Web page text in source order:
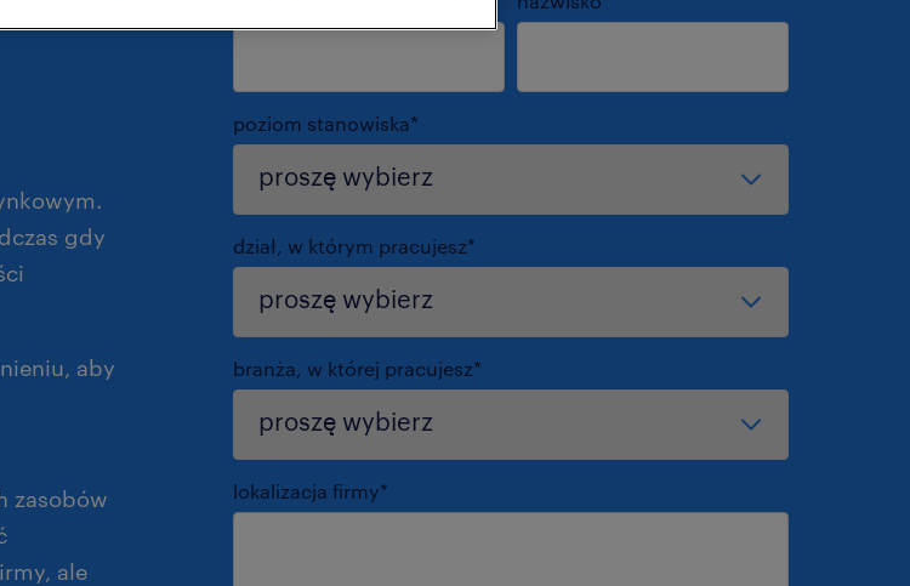
gdy
aby
zasobów
ale
poziom stanowiska*
dział, w którym pracujesz*
branża, w której pracujesz*
lokalizacja firmy*